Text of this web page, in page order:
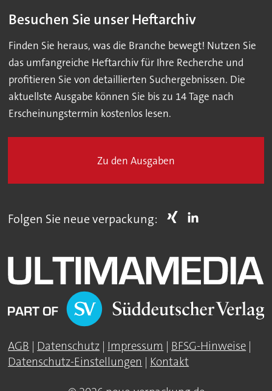
Besuchen Sie unser Heftarchiv
Finden Sie heraus, was die Branche bewegt! Nutzen Sie
das umfangreiche Heftarchiv für Ihre Recherche und
profitieren Sie von detaillierten Suchergebnissen. Die
aktuellste Ausgabe können Sie bis zu 14 Tage nach
Erscheinungstermin kostenlos lesen.
Zu den Ausgaben
Folgen Sie neue verpackung:
AGB | Datenschutz | Impressum | BFSG-Hinweise |
Datenschutz-Einstellungen | Kontakt